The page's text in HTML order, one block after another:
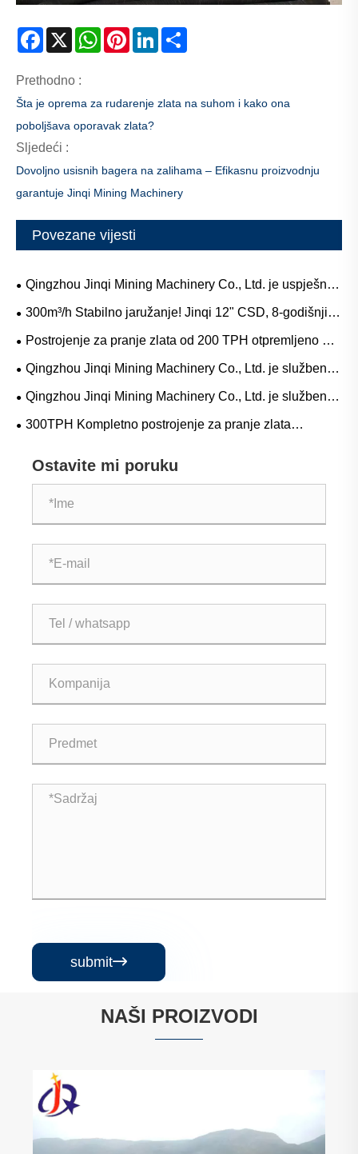
Facebook
X WhatsApp
PinterestLinkedIn
Prethodno :
Šta je oprema za rudarenje zlata na suhom i kako ona
poboljšava oporavak zlata?
Sljedeći :
Dovoljno usisnih bagera na zalihama – Efikasnu proizvodnju
garantuje Jinqi Mining Machinery
Povezane vijesti
Qingzhou Jinqi Mining Machinery Co., Ltd. je uspješno
završio isporuku vibracionog sita od 300 TPH u Rusiju
300m³/h Stabilno jaružanje! Jinqi 12" CSD, 8-godišnji
kvalitet, 50-dnevna brza dostava
Postrojenje za pranje zlata od 200 TPH otpremljeno u
Kazahstan
Qingzhou Jinqi Mining Machinery Co., Ltd. je službeno
pokrenuo uslugu kupovine i prodaje rabljene opreme za
Qingzhou Jinqi Mining Machinery Co., Ltd. je službeno
pokrenuo uslugu kupoprodaje rabljenih usisnih bagera.
300TPH Kompletno postrojenje za pranje zlata
Ostavite mi poruku
submit
NAŠI PROIZVODI
Rotacioni perač rude